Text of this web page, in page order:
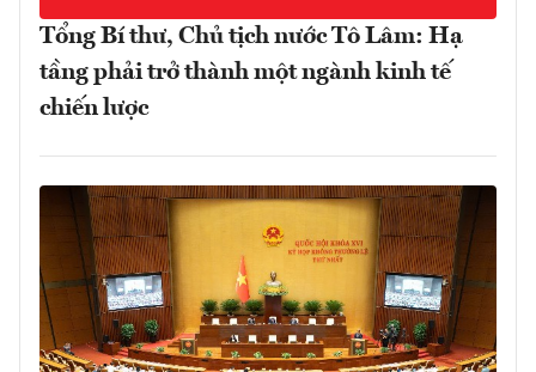
Tổng Bí thư, Chủ tịch nước Tô Lâm: Hạ
tầng phải trở thành một ngành kinh tế
chiến lược